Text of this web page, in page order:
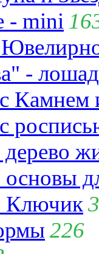
- mini
-
Ключик
226